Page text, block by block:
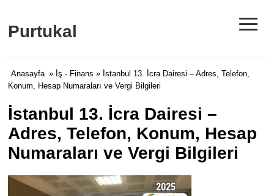
Purtukal ≡
Anasayfa » İş - Finans » İstanbul 13. İcra Dairesi – Adres, Telefon,
Konum, Hesap Numaraları ve Vergi Bilgileri
İstanbul 13. İcra Dairesi –
Adres, Telefon, Konum, Hesap
Numaraları ve Vergi Bilgileri